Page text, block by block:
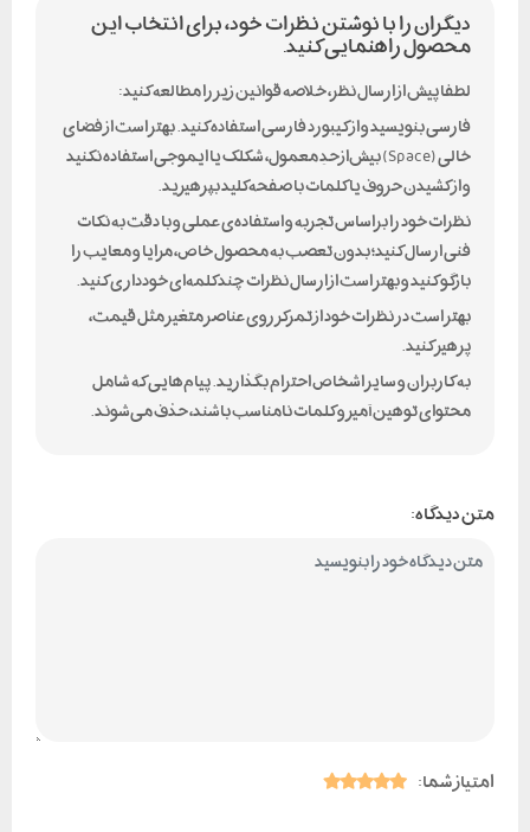
دیگران را با نوشتن نظرات خود، برای انتخاب این
محصول راهنمایی کنید.
لطفا پیش از ارسال نظر، خلاصه قوانین زیر را مطالعه کنید:
فارسی بنویسید و از کیبورد فارسی استفاده کنید. بهتر است از فضای
خالی (Space) بیش‌از‌حدِ معمول، شکلک یا ایموجی استفاده نکنید
و از کشیدن حروف یا کلمات با صفحه‌کلید بپرهیزید.
نظرات خود را براساس تجربه و استفاده‌ی عملی و با دقت به نکات
فنی ارسال کنید؛ بدون تعصب به محصول خاص، مزایا و معایب را
بازگو کنید و بهتر است از ارسال نظرات چندکلمه‌‌ای خودداری کنید.
بهتر است در نظرات خود از تمرکز روی عناصر متغیر مثل قیمت،
پرهیز کنید.
به کاربران و سایر اشخاص احترام بگذارید. پیام‌هایی که شامل
محتوای توهین‌آمیز و کلمات نامناسب باشند، حذف می‌شوند.
متن دیدگاه:
امتیاز شما: